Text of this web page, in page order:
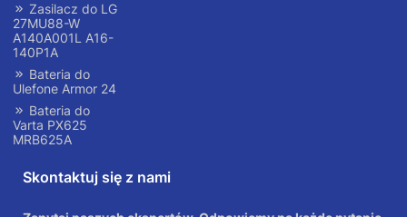
Zasilacz do LG
27MU88-W
A140A001L A16-
140P1A
Bateria do
Ulefone Armor 24
Bateria do
Varta PX625
MRB625A
Skontaktuj się z nami